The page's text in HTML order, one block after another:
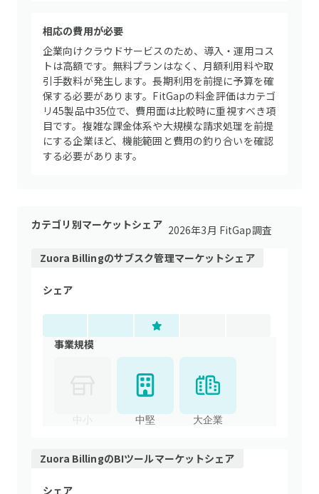
相応の費用が必要
企業向けクラウドサービスのため、導入・運用コス
トは高額です。無料プランはなく、月額利用料や取
引手数料が発生します。長期利用を前提に予算を確
保する必要があります。FitGapの料金評価はカテゴ
リ45製品中35位で、費用面は比較時に重視すべき項
目です。複雑な課金体系や大規模な請求処理を前提
にする企業ほど、機能範囲と費用の釣り合いを確認
する必要があります。
カテゴリ別マーケットシェア 2026年3月 FitGap調査
Zuora Billingのサブスク管理マーケットシェア
シェア
事業規模
中堅 大企業
Zuora BillingのBIツールマーケットシェア
シェア